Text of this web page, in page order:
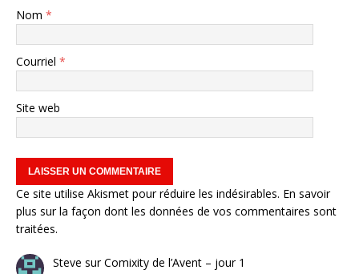
Nom *
Courriel *
Site web
Ce site utilise Akismet pour réduire les indésirables. En savoir
plus sur la façon dont les données de vos commentaires sont
traitées.
Steve surComixity de l’Avent – jour 1